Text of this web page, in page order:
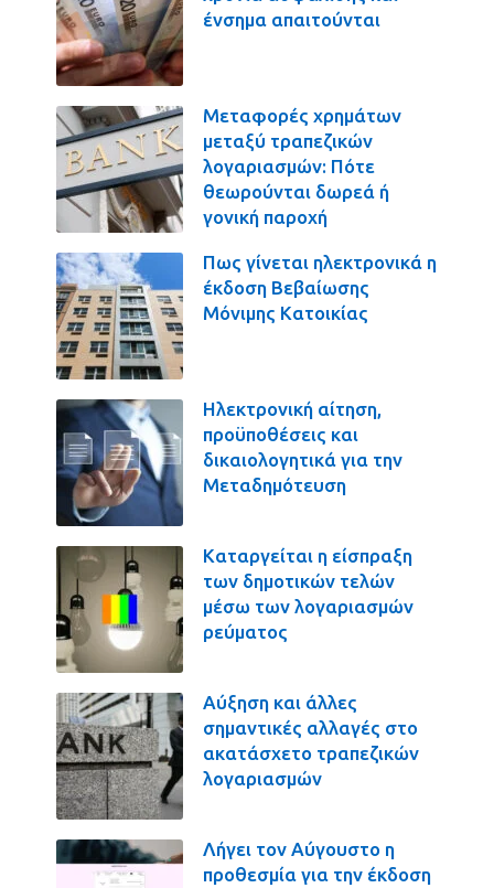
ένσημα απαιτούνται
Μεταφορές χρημάτων
μεταξύ τραπεζικών
λογαριασμών: Πότε
θεωρούνται δωρεά ή
γονική παροχή
Πως γίνεται ηλεκτρονικά η
έκδοση Βεβαίωσης
Μόνιμης Κατοικίας
Ηλεκτρονική αίτηση,
προϋποθέσεις και
δικαιολογητικά για την
Μεταδημότευση
Καταργείται η είσπραξη
των δημοτικών τελών
μέσω των λογαριασμών
ρεύματος
Αύξηση και άλλες
σημαντικές αλλαγές στο
ακατάσχετο τραπεζικών
λογαριασμών
Λήγει τον Αύγουστο η
προθεσμία για την έκδοση